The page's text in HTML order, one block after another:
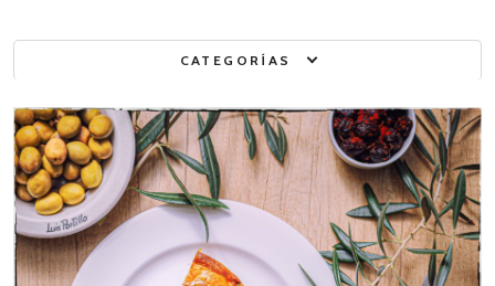
CATEGORÍAS